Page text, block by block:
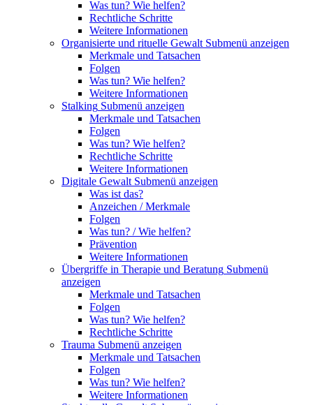
Was tun? Wie helfen?
Rechtliche Schritte
Weitere Informationen
Organisierte und rituelle Gewalt Submenü anzeigen
Merkmale und Tatsachen
Folgen
Was tun? Wie helfen?
Weitere Informationen
Stalking Submenü anzeigen
Merkmale und Tatsachen
Folgen
Was tun? Wie helfen?
Rechtliche Schritte
Weitere Informationen
Digitale Gewalt Submenü anzeigen
Was ist das?
Anzeichen / Merkmale
Folgen
Was tun? / Wie helfen?
Prävention
Weitere Informationen
Übergriffe in Therapie und Beratung Submenü
anzeigen
Merkmale und Tatsachen
Folgen
Was tun? Wie helfen?
Rechtliche Schritte
Trauma Submenü anzeigen
Merkmale und Tatsachen
Folgen
Was tun? Wie helfen?
Weitere Informationen